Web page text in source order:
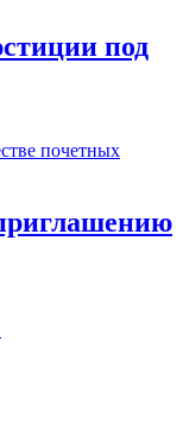
под